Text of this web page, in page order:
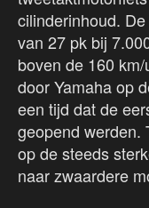
cilinderinhoud.
van 27 pk bij
boven de 160
door Yamaha op
een tijd dat de
geopend werden.
op de steeds
naar zwaardere